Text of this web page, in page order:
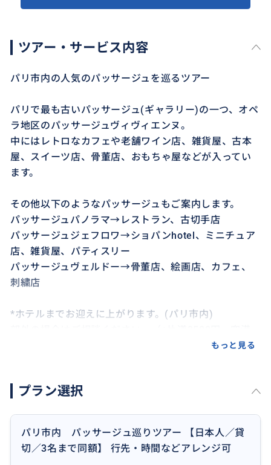
ツアー・サービス内容
パリ市内の人気のパッサージュを巡るツアー
パリで最も古いパッサージュ(ギャラリー)の一つ、オペ
ラ地区のパッサージュヴィヴィエンヌ。
中にはレトロなカフェや老舗ワイン店、雑貨屋、古本
屋、スイーツ店、骨董店、おもちゃ屋などが入ってい
ます。
その他以下のようなパッサージュもご案内します。
パッサージュパノラマ→レストラン、古切手店
パッサージュジェフロワ→ショパンhotel、ミニチュア
店、雑貨屋、パティスリー
パッサージュヴェルドー→骨董店、絵画店、カフェ、
刺繍店
*ホテルまでお迎えに上がります。(パリ市内)
０円追加
もっと見る
プラン選択
パリ市内 パッサージュ巡りツアー 【日本人／貸
切／3名まで同額】 行先・時間などアレンジ可